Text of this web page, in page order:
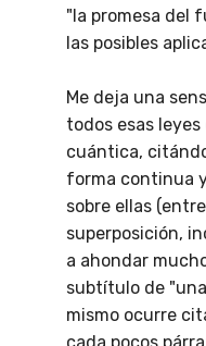
"la promesa del
las posibles
Me deja una
todos esas
cuántica,
forma continua
sobre ellas
superposición,
a ahondar
subtítulo de
mismo ocurre